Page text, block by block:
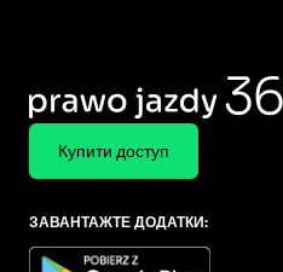
Купити доступ
ЗАВАНТАЖТЕ ДОДАТКИ: